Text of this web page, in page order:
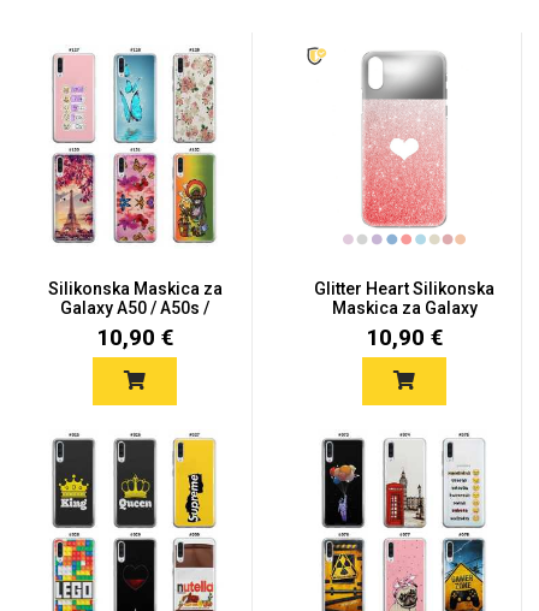
Silikonska Maskica za
Galaxy A50 / A50s /
A30s...
10,90 €
Glitter Heart Silikonska
Maskica za Galaxy
A50...
10,90 €